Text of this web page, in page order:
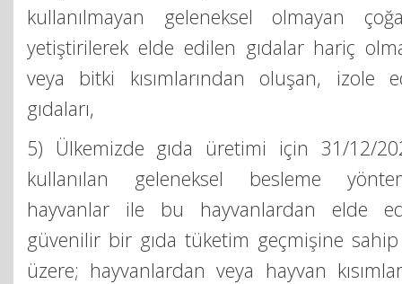
kullanılmayan geleneksel olmayan
yetiştirilerek elde edilen gıdalar hariç
veya bitki kısımlarından oluşan, izole
gıdaları,
5) Ülkemizde gıda üretimi için 31/12/
kullanılan geleneksel besleme
hayvanlar ile bu hayvanlardan elde
güvenilir bir gıda tüketim geçmişine
üzere; hayvanlardan veya hayvan